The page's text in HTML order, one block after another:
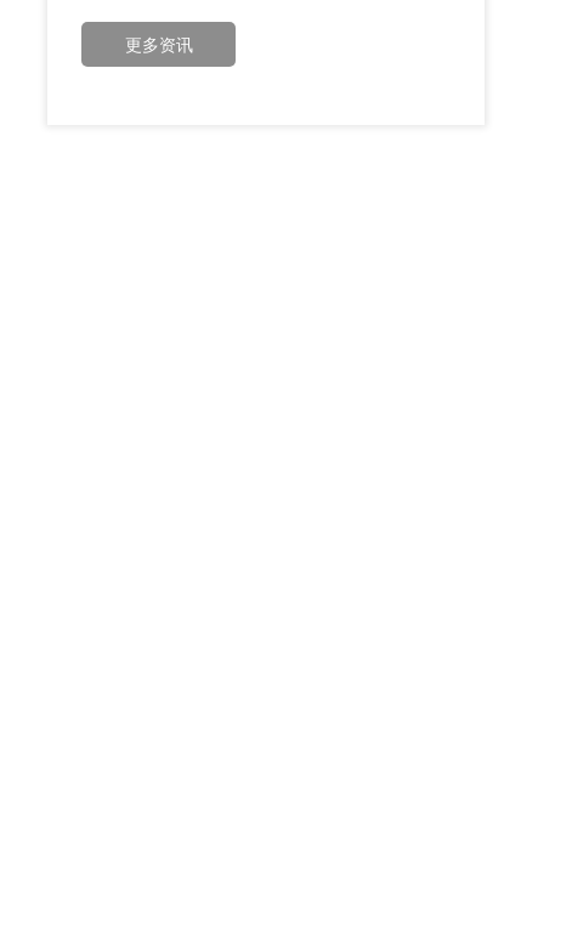
更多资讯